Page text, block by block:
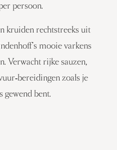
persoon.
kruiden rechtstreeks uit
mooie varkens
Verwacht rijke sauzen,
zoals je
gewend bent.